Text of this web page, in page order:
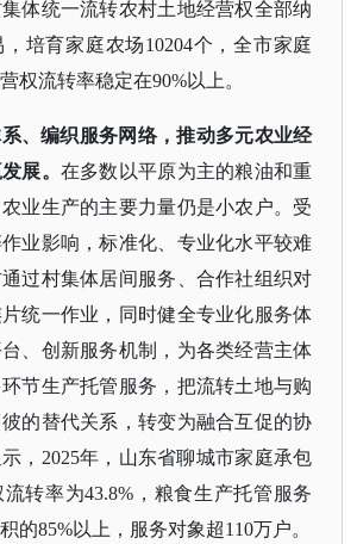
体统一流转农村土地经营权全部纳
培育家庭农场10204个，全市家庭
权流转率稳定在90%以上。
、编织服务网络，推动多元农业经
展。 在多数以平原为主的粮油和重
业生产的主要力量仍是小农户。受
业影响，标准化、专业化水平较难
过村集体居间服务、合作社组织对
统一作业，同时健全专业化服务体
、创新服务机制，为各类经营主体
节生产托管服务，把流转土地与购
的替代关系，转变为融合互促的协
， 2025年，山东省聊城市家庭承包
转率为43.8%，粮食生产托管服务
的85%以上，服务对象超110万户。